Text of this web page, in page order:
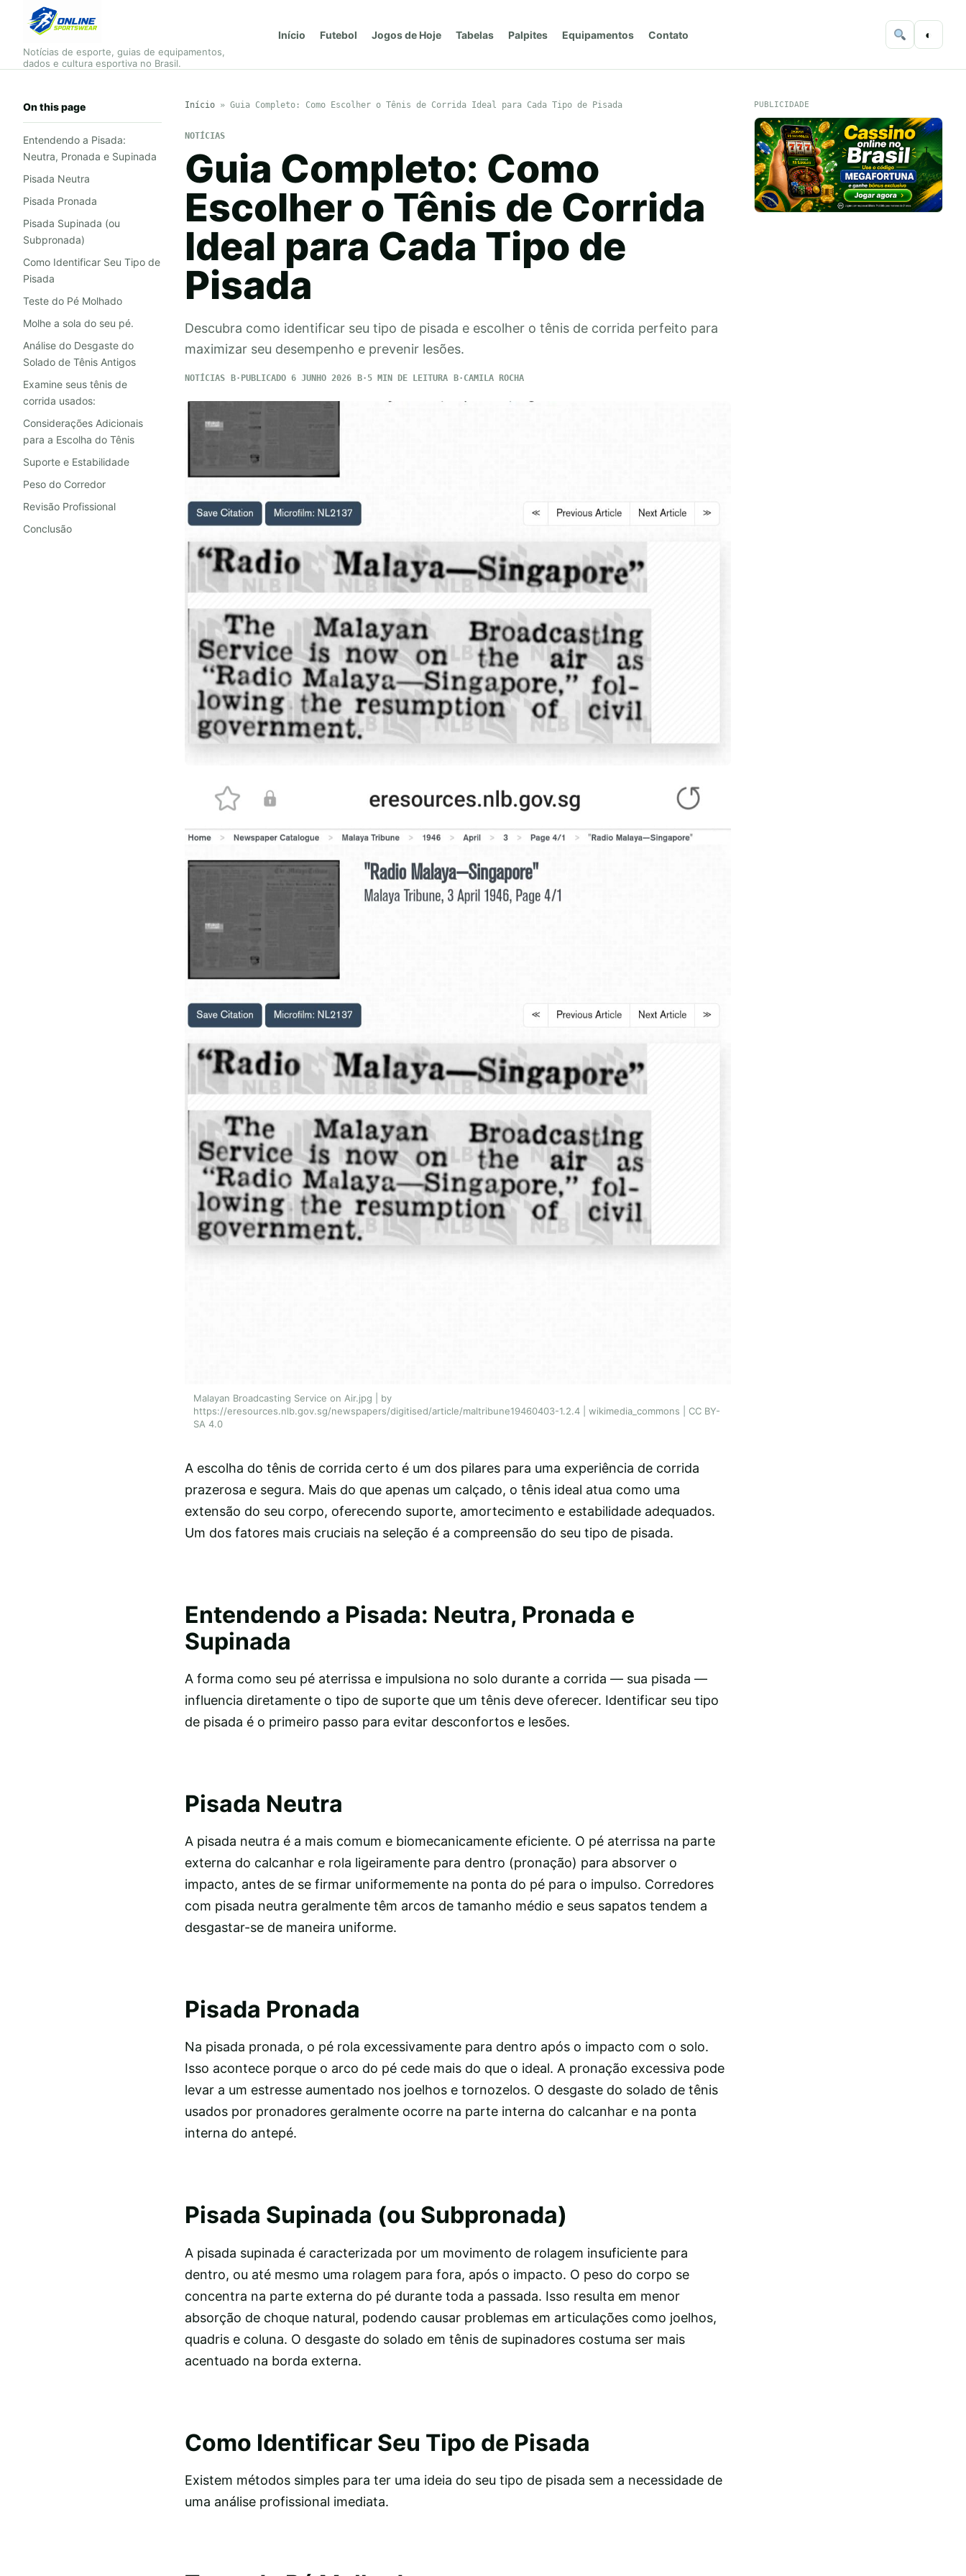
Notícias de esporte, guias de equipamentos,
dados e cultura esportiva no Brasil.
Início Futebol Jogos de Hoje Tabelas Palpites Equipamentos Contato ◐
On this page
Entendendo a Pisada:
Neutra, Pronada e Supinada
Pisada Neutra
Pisada Pronada
Pisada Supinada (ou
Subpronada)
Como Identificar Seu Tipo de
Pisada
Teste do Pé Molhado
Molhe a sola do seu pé.
Análise do Desgaste do
Solado de Tênis Antigos
Examine seus tênis de
corrida usados:
Considerações Adicionais
para a Escolha do Tênis
Suporte e Estabilidade
Peso do Corredor
Revisão Profissional
Conclusão
Início» Guia Completo: Como Escolher o Tênis de Corrida Ideal para Cada Tipo de Pisada
NOTÍCIAS
Guia Completo: Como
Escolher o Tênis de Corrida
Ideal para Cada Tipo de
Pisada
Descubra como identificar seu tipo de pisada e escolher o tênis de corrida perfeito para
maximizar seu desempenho e prevenir lesões.
NOTÍCIAS PUBLICADO 6 JUNHO 2026 5 MIN DE LEITURA CAMILA ROCHA
Malayan Broadcasting Service on Air.jpg | by
https://eresources.nlb.gov.sg/newspapers/digitised/article/maltribune19460403-1.2.4 | wikimedia_commons | CC BY-
SA 4.0
A escolha do tênis de corrida certo é um dos pilares para uma experiência de corrida
prazerosa e segura. Mais do que apenas um calçado, o tênis ideal atua como uma
extensão do seu corpo, oferecendo suporte, amortecimento e estabilidade adequados.
Um dos fatores mais cruciais na seleção é a compreensão do seu tipo de pisada.
Entendendo a Pisada: Neutra, Pronada e
Supinada
A forma como seu pé aterrissa e impulsiona no solo durante a corrida — sua pisada —
influencia diretamente o tipo de suporte que um tênis deve oferecer. Identificar seu tipo
de pisada é o primeiro passo para evitar desconfortos e lesões.
Pisada Neutra
A pisada neutra é a mais comum e biomecanicamente eficiente. O pé aterrissa na parte
externa do calcanhar e rola ligeiramente para dentro (pronação) para absorver o
impacto, antes de se firmar uniformemente na ponta do pé para o impulso. Corredores
com pisada neutra geralmente têm arcos de tamanho médio e seus sapatos tendem a
desgastar-se de maneira uniforme.
Pisada Pronada
Na pisada pronada, o pé rola excessivamente para dentro após o impacto com o solo.
Isso acontece porque o arco do pé cede mais do que o ideal. A pronação excessiva pode
levar a um estresse aumentado nos joelhos e tornozelos. O desgaste do solado de tênis
usados por pronadores geralmente ocorre na parte interna do calcanhar e na ponta
interna do antepé.
Pisada Supinada (ou Subpronada)
A pisada supinada é caracterizada por um movimento de rolagem insuficiente para
dentro, ou até mesmo uma rolagem para fora, após o impacto. O peso do corpo se
concentra na parte externa do pé durante toda a passada. Isso resulta em menor
absorção de choque natural, podendo causar problemas em articulações como joelhos,
quadris e coluna. O desgaste do solado em tênis de supinadores costuma ser mais
acentuado na borda externa.
Como Identificar Seu Tipo de Pisada
Existem métodos simples para ter uma ideia do seu tipo de pisada sem a necessidade de
uma análise profissional imediata.
PUBLICIDADE